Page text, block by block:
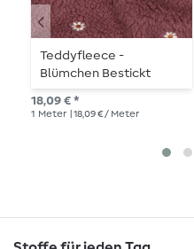
Teddyfleece -
Blümchen Bestickt
Rosenholz
18,09 € *
1 Meter | 18,09 € / Meter